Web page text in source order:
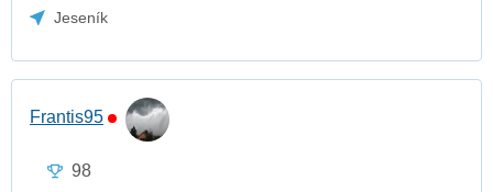
Jeseník
Frantis95
98